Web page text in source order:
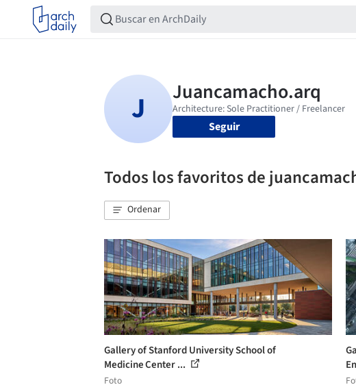
Seguir
Todos los favoritos de
Ordenar
Gallery of Stanford University School of
Medicine Center ...
Foto